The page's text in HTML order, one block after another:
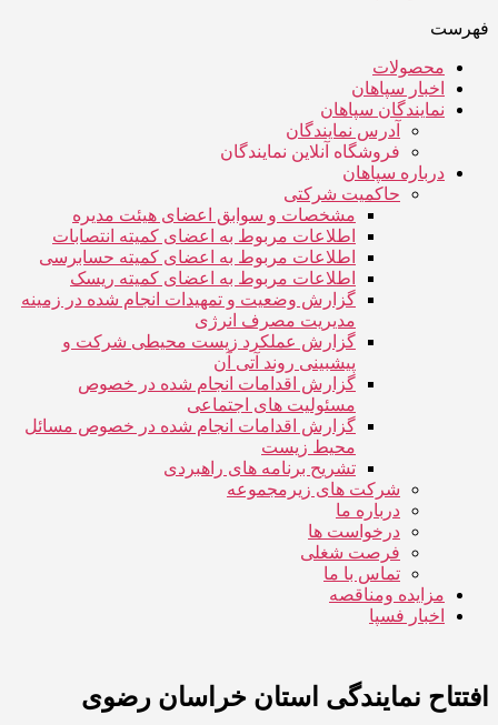
فهرست
محصولات
اخبار سپاهان
نمایندگان سپاهان
آدرس نمایندگان
فروشگاه آنلاین نمایندگان
درباره سپاهان
حاکمیت شرکتی
مشخصات و سوابق اعضای هیئت مدیره
اطلاعات مربوط به اعضای کمیته انتصابات
اطلاعات مربوط به اعضای کمیته حسابرسی
اطلاعات مربوط به اعضای کمیته ریسک
گزارش وضعیت و تمهیدات انجام شده در زمینه
مدیریت مصرف انرژی
گزارش عملکرد زیست محیطی شرکت و
پیشبینی روند آتی آن
گزارش اقدامات انجام شده در خصوص
مسئولیت های اجتماعی
گزارش اقدامات انجام شده در خصوص مسائل
محیط زیست
تشریح برنامه های راهبردی
شرکت های زیرمجموعه
درباره ما
درخواست ها
فرصت شغلی
تماس با ما
مزایده ومناقصه
اخبار فسپا
افتتاح نمایندگی استان خراسان رضوی